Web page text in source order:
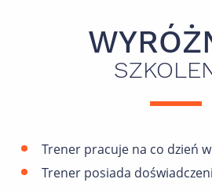
Trener pracuje na co dzień
Trener posiada